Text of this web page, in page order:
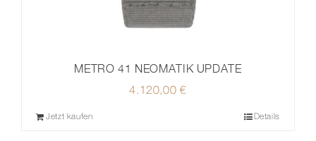
METRO 41 NEOMATIK UPDATE
4.120,00€
Jetzt kaufen Details